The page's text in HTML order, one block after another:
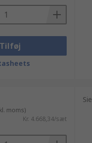
moms)
Kr. 4.668,34/sæt